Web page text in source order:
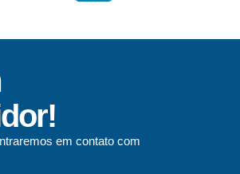
em contato com